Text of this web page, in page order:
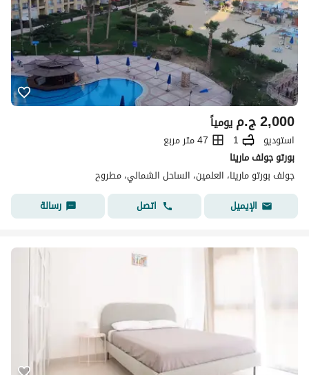
ج.م2,000 يومياً
استوديو 1
47 متر مربع
بورتو جولف مارينا
جولف بورتو مارينا، العلمين، الساحل الشمالي، مطروح
الإيميل
اتصل رسالة